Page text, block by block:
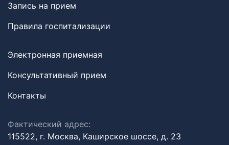
Запись на прием
Правила госпитализации
Электронная приемная
Консультативный прием
Контакты
Фактический адрес:
115522, г. Москва, Каширское шоссе, д. 23